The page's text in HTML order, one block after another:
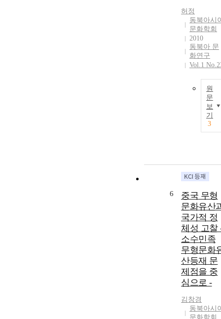
허정
동북아시
문화학회
2010
동북아 문
화연구
Vol.1
원
문
보
기
3
6
중국 무형
문화유산
국가적 정
체성 고찰
소수민족
무형문화
산등재 문
제점을 중
심으로 -
김창경
동북아시
문화학회